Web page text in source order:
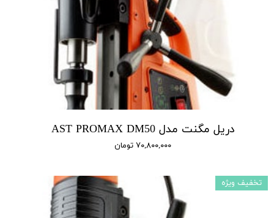
دریل مگنت مدل AST PROMAX DM50
۷۰,۸۰۰,۰۰۰ تومان
تخفیف ویژه